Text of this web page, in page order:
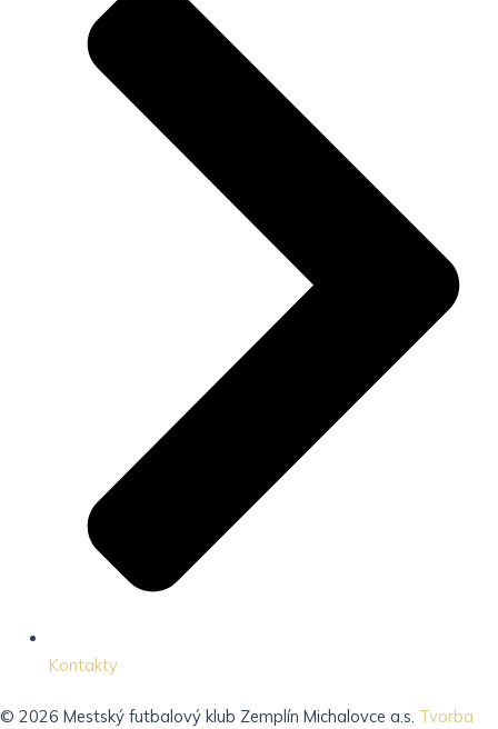
Kontakty
© 2026 Mestský futbalový klub Zemplín Michalovce a.s. Tvorba